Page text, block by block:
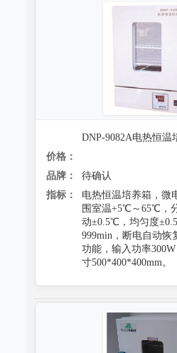
DNP-9082A电热恒温
价格：
品牌：
待确认
指标：
电热恒温培养箱，微
围室温+5℃～65℃，
动±0.5℃，均匀度
999min，断电自动恢
功能，输入功率
寸500*400*400mm。